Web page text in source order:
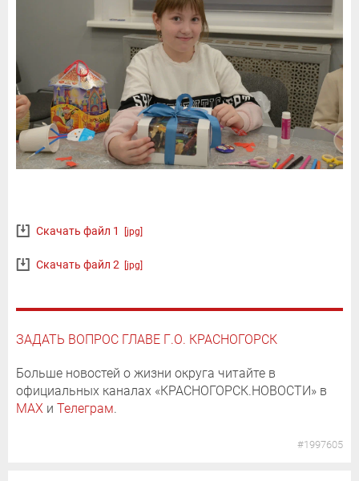
Скачать файл 1 [jpg]
Скачать файл 2 [jpg]
ЗАДАТЬ ВОПРОС ГЛАВЕ Г.О. КРАСНОГОРСК
Больше новостей о жизни округа читайте в
официальных каналах «КРАСНОГОРСК.НОВОСТИ» в
MAX и Телеграм.
#1997605